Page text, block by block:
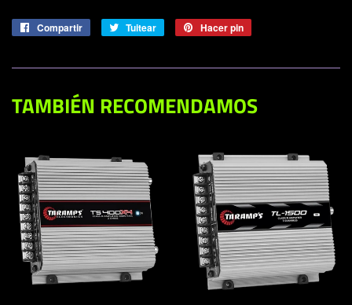
Compartir
CompartirTuitear
Tuitear Hacer pin
TAMBIÉN RECOMENDAMOS